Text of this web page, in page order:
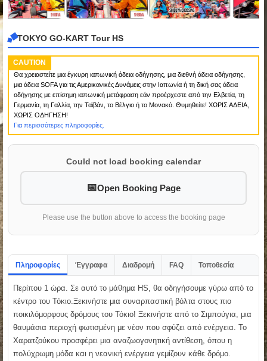
TOKYO GO-KART Tour HS
CAUTION
Θα χρειαστείτε μια έγκυρη ιαπωνική άδεια οδήγησης, μια διεθνή άδεια οδήγησης,
μια άδεια SOFA για τις Αμερικανικές Δυνάμεις στην Ιαπωνία ή τη δική σας άδεια
οδήγησης με επίσημη ιαπωνική μετάφραση εάν προέρχεστε από την Ελβετία, τη
Γερμανία, τη Γαλλία, την Ταϊβάν, το Βέλγιο ή το Μονακό. Θυμηθείτε! ΧΩΡΙΣ ΑΔΕΙΑ,
ΧΩΡΙΣ ΟΔΗΓΗΣΗ!
Για περισσότερες πληροφορίες.
Could not load booking calendar
Open Booking Page
Please use the button above to access the booking page
Πληροφορίες Έγγραφα Διαδρομή FAQ Τοποθεσία
Περίπου 1 ώρα. Σε αυτό το μάθημα HS, θα οδηγήσουμε γύρω από το
κέντρο του Τόκιο.Ξεκινήστε μια συναρπαστική βόλτα στους πιο
ποικιλόμορφους δρόμους του Τόκιο! Ξεκινήστε από το Σιμπούγια, μια
θαυμάσια περιοχή φωτισμένη με νέον που σφύζει από ενέργεια. Το
Χαρατζούκου προσφέρει μια αναζωογονητική αντίθεση, όπου η
πολύχρωμη μόδα και η νεανική ενέργεια γεμίζουν κάθε δρόμο.